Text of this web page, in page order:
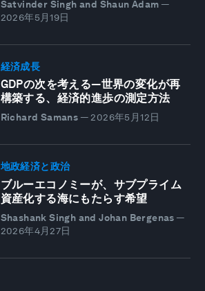
Satvinder Singh and Shaun Adam —
2026年5月19日
経済成長
GDPの次を考える―世界の変化が再
構築する、経済的進歩の測定方法
Richard Samans — 2026年5月12日
地政経済と政治
ブルーエコノミーが、サブプライム
資産化する海にもたらす希望
Shashank Singh and Johan Bergenas —
2026年4月27日